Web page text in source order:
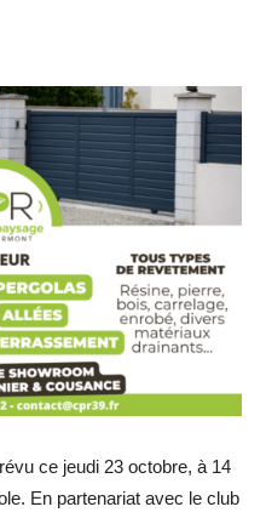
ce jeudi 23 octobre, à 14
En partenariat avec le club